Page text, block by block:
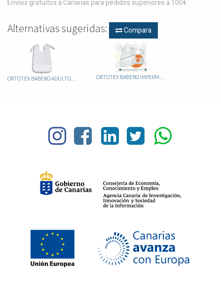
Envíos gratuitos a Canarias para pedidos superiores a 100€
Alternativas sugeridas: Compara
ORTOTEX BABERO IMPERMEABLE ADULTO